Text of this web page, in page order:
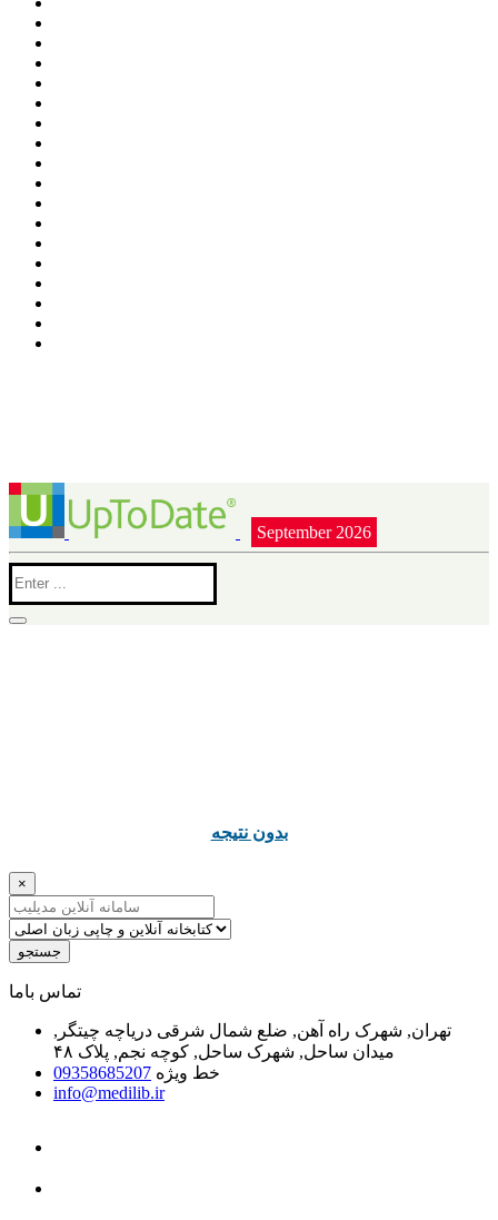
September 2026
ﺑﺪﻭﻥ ﻧﺘﯿﺠﻪ
×
جستجو
ﺗﻤﺎﺱ ﺑﺎﻣﺎ
تهران, شهرک راه آهن, ضلع شمال شرقی دریاچه چیتگر,
میدان ساحل, شهرک ساحل, کوچه نجم, پلاک ۴۸
خط ویژه 09358685207
info@medilib.ir